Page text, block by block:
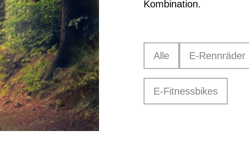
Kombination.
Alle E-Rennräder
E-Fitnessbikes